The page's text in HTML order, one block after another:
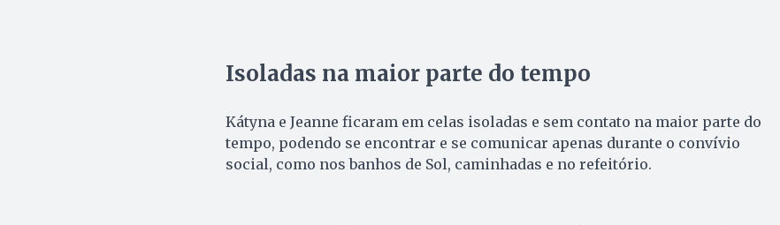
Isoladas na maior parte do tempo
Kátyna e Jeanne ficaram em celas isoladas e sem contato na maior parte do
tempo, podendo se encontrar e se comunicar apenas durante o convívio
social, como nos banhos de Sol, caminhadas e no refeitório.